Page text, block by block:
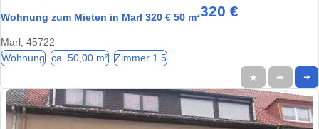
Wohnung zum Mieten in Marl 320 € 50 m²320 €
Marl, 45722
Wohnung ca. 50,00 m² Zimmer 1.5
★ ➦ ➜